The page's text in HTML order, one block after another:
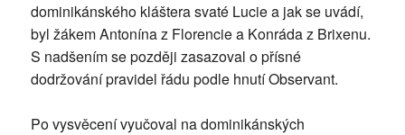
dominikánského kláštera svaté Lucie a jak se uvádí,
byl žákem Antonína z Florencie a Konráda z Brixenu.
S nadšením se později zasazoval o přísné
dodržování pravidel řádu podle hnutí Observant.
Po vysvěcení vyučoval na dominikánských